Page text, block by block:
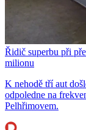
Řidič superbu při
milionu
K nehodě tří aut
odpoledne na
Pelhřimovem.